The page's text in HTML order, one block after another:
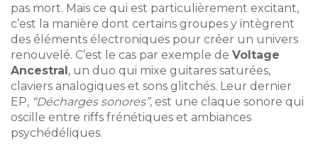
pas mort. Mais ce qui est particulièrement excitant,
c’est la manière dont certains groupes y intègrent
des éléments électroniques pour créer un univers
renouvelé. C’est le cas par exemple de Voltage
Ancestral, un duo qui mixe guitares saturées,
claviers analogiques et sons glitchés. Leur dernier
EP, “Décharges sonores”, est une claque sonore qui
oscille entre riffs frénétiques et ambiances
psychédéliques.